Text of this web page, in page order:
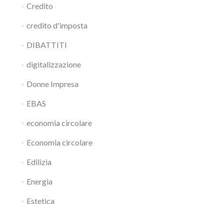
Credito
credito d'imposta
DIBATTITI
digitalizzazione
Donne Impresa
EBAS
economia circolare
Economia circolare
Edilizia
Energia
Estetica